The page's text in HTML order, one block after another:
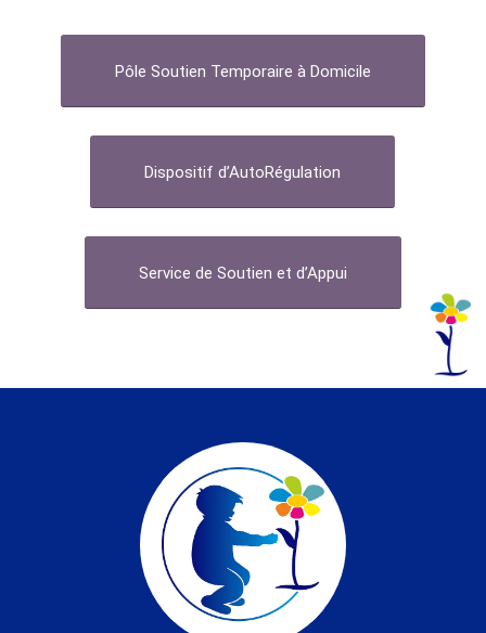
Pôle Soutien Temporaire à Domicile
Dispositif d’AutoRégulation
Service de Soutien et d’Appui